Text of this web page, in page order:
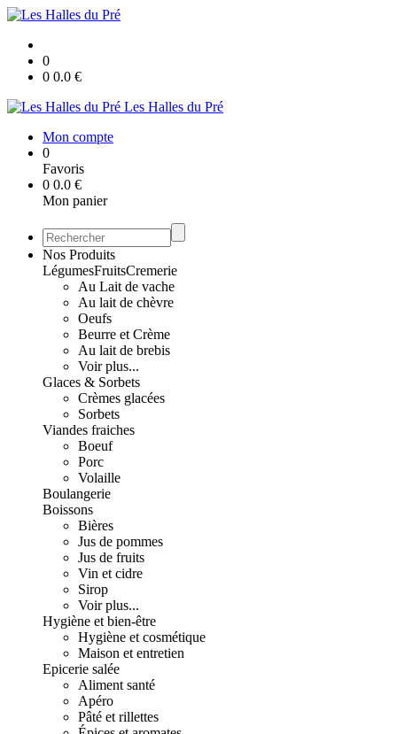
0
0 0.0 €
Les Halles du Pré
Mon compte
0
Favoris
0 0.0 €
Mon panier
Nos Produits
LégumesFruitsCremerie
Au Lait de vache
Au lait de chèvre
Oeufs
Beurre et Crème
Au lait de brebis
Voir plus...
Glaces & Sorbets
Crèmes glacées
Sorbets
Viandes fraiches
Boeuf
Porc
Volaille
Boulangerie
Boissons
Bières
Jus de pommes
Jus de fruits
Vin et cidre
Sirop
Voir plus...
Hygiène et bien-être
Hygiène et cosmétique
Maison et entretien
Epicerie salée
Aliment santé
Apéro
Pâté et rillettes